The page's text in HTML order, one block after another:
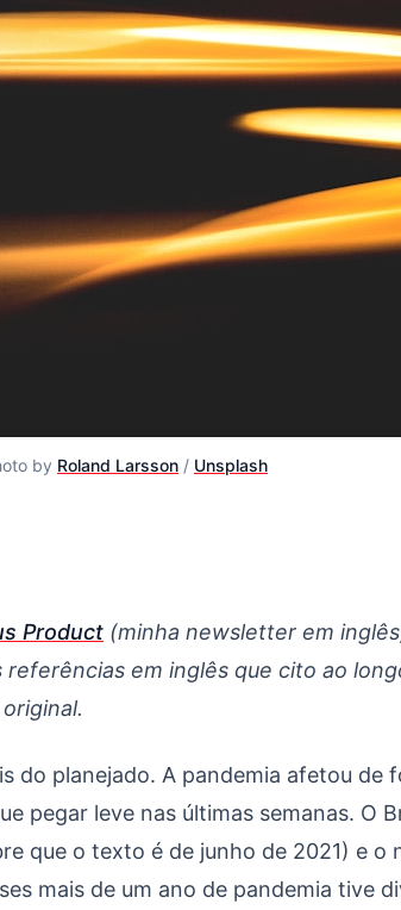
by Roland Larsson / Unsplash
Product (minha newsletter em
referências em inglês que cito ao
do planejado. A pandemia afetou de
pegar leve nas últimas semanas. O
que o texto é de junho de 2021) e o
mais de um ano de pandemia tive